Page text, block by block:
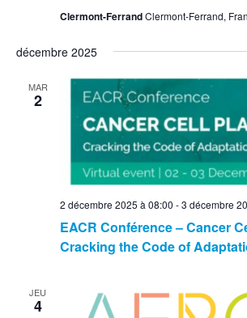
Clermont-FerrandClermont-Ferrand,
décembre 2025
MAR
2
EACR Conférence – Cancer
Cracking the Code of
2 décembre 2025 à 08:00 -3 décembre
JEU
4